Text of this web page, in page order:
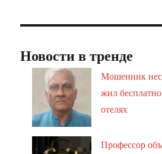
Новости в тренде
Мошенник
жил
отелях
Профессор